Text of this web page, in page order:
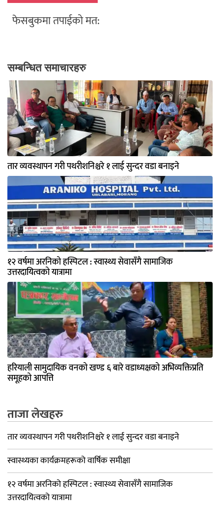
फेसबुकमा तपाईको मत:
सम्बन्धित समाचारहरु
तार व्यवस्थापन गरी पथरीशनिश्चरे १ लाई सुन्दर वडा बनाइने
१२ वर्षमा अरनिको हस्पिटल : स्वास्थ्य सेवासँगै सामाजिक
उत्तरदायित्वको यात्रामा
हरियाली सामुदायिक वनको खण्ड ६ बारे वडाध्यक्षको अभिव्यक्तिप्रति
समूहको आपत्ति
ताजा लेखहरु
तार व्यवस्थापन गरी पथरीशनिश्चरे १ लाई सुन्दर वडा बनाइने
स्वास्थ्यका कार्यक्रमहरूको वार्षिक समीक्षा
१२ वर्षमा अरनिको हस्पिटल : स्वास्थ्य सेवासँगै सामाजिक
उत्तरदायित्वको यात्रामा